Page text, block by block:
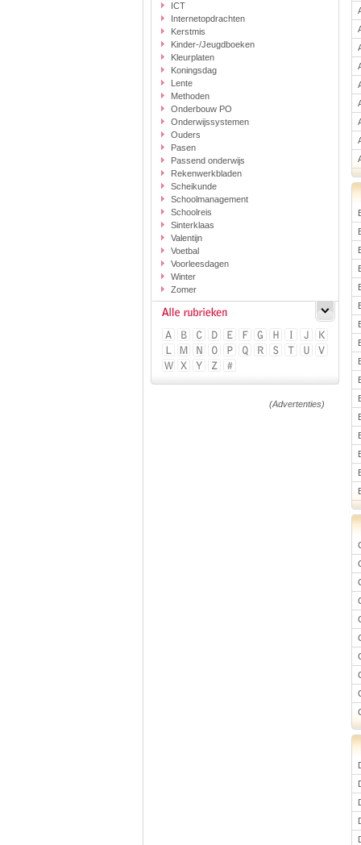
ICT
Internetopdrachten
Kerstmis
Kinder-/Jeugdboeken
Kleurplaten
Koningsdag
Lente
Methoden
Onderbouw PO
Onderwijssystemen
Ouders
Pasen
Passend onderwijs
Rekenwerkbladen
Scheikunde
Schoolmanagement
Schoolreis
Sinterklaas
Valentijn
Voetbal
Voorleesdagen
Winter
Zomer
(Advertenties)